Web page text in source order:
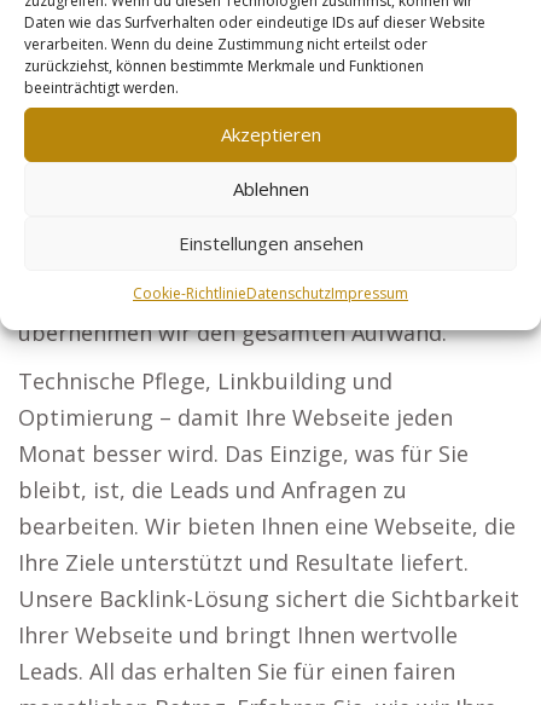
Daten wie das Surfverhalten oder eindeutige IDs auf dieser Website
verarbeiten. Wenn du deine Zustimmung nicht erteilst oder
zurückziehst, können bestimmte Merkmale und Funktionen
beeinträchtigt werden.
Akzeptieren
Ablehnen
Einstellungen ansehen
Cookie-RichtlinieDatenschutzImpressum
Steuerberater: Lassen Sie Ihre Steuerlösungen
von Firmen und Privatpersonen finden.
Sicherheitsdienste: Seien Sie die erste Wahl für
Unternehmen und Veranstaltungen, die
Sicherheitslösungen suchen. Online-Händler: Mit
Ihren Kundenkreis. Der Beginn Ihres Marketing-
Erfolgs: Entscheiden Sie sich für unser Konzept,
übernehmen wir den gesamten Aufwand.
Technische Pflege, Linkbuilding und
Optimierung – damit Ihre Webseite jeden
Monat besser wird. Das Einzige, was für Sie
bleibt, ist, die Leads und Anfragen zu
bearbeiten. Wir bieten Ihnen eine Webseite, die
Ihre Ziele unterstützt und Resultate liefert.
Unsere Backlink-Lösung sichert die Sichtbarkeit
Ihrer Webseite und bringt Ihnen wertvolle
Leads. All das erhalten Sie für einen fairen